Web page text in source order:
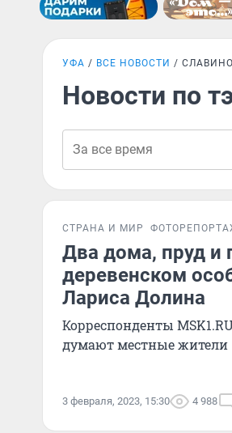
УФА ВСЕ НОВОСТИ СЛАВИНО
Новости по
СТРАНА И МИР
Два дома, пруд и
деревенском
Лариса Долина
Корреспонденты
думают местные жители
3 февраля, 2023, 15:30 4 988